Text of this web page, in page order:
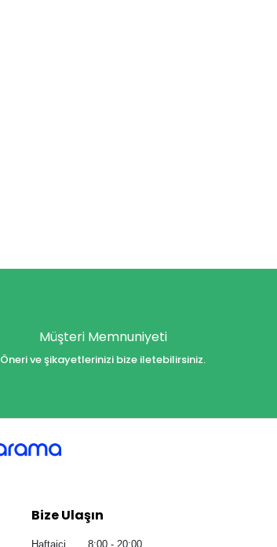
Müşteri Memnuniyeti
Öneri ve şikayetlerinizi bize iletebilirsiniz.
Bize Ulaşın
Haftaiçi 8:00 - 20:00